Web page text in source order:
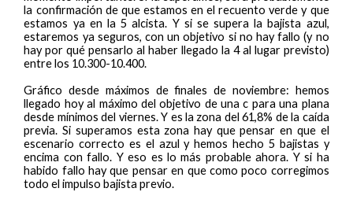
la confirmación de que estamos en el recuento verde y que
estamos ya en la 5 alcista. Y si se supera la bajista azul,
estaremos ya seguros, con un objetivo si no hay fallo (y no
hay por qué pensarlo al haber llegado la 4 al lugar previsto)
entre los 10.300-10.400.
Gráfico desde máximos de finales de noviembre: hemos
llegado hoy al máximo del objetivo de una c para una plana
desde mínimos del viernes. Y es la zona del 61,8% de la caída
previa. Si superamos esta zona hay que pensar en que el
escenario correcto es el azul y hemos hecho 5 bajistas y
encima con fallo. Y eso es lo más probable ahora. Y si ha
habido fallo hay que pensar en que como poco corregimos
todo el impulso bajista previo.